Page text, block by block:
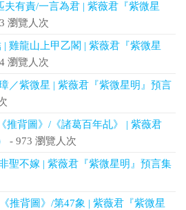
夫有責/一言為君 | 紫薇君『紫微星
瀏覽人次
雞龍山上甲乙閣 | 紫薇君『紫微星
瀏覽人次
／紫微星 | 紫薇君『紫微星明』預言
推背圖》/《諸葛百年乩》 | 紫薇君
- 973 瀏覽人次
聖不嫁 | 紫薇君『紫微星明』預言集
推背圖》/第47象 | 紫薇君『紫微星